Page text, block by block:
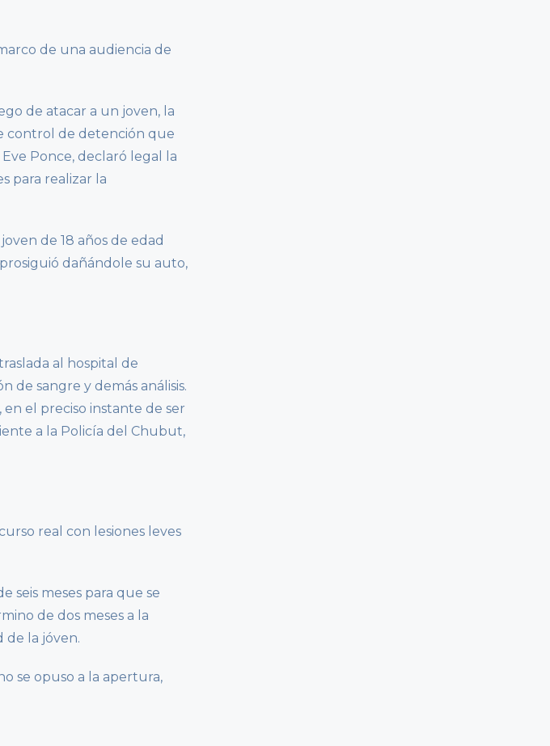
de una audiencia de
de atacar a un joven, la
control de detención que
Ponce, declaró legal la
para realizar la
de 18 años de edad
dañándole su auto,
al hospital de
de sangre y demás análisis.
en el preciso instante de ser
a la Policía del Chubut,
real con lesiones leves
seis meses para que se
de dos meses a la
de la jóven.
se opuso a la apertura,